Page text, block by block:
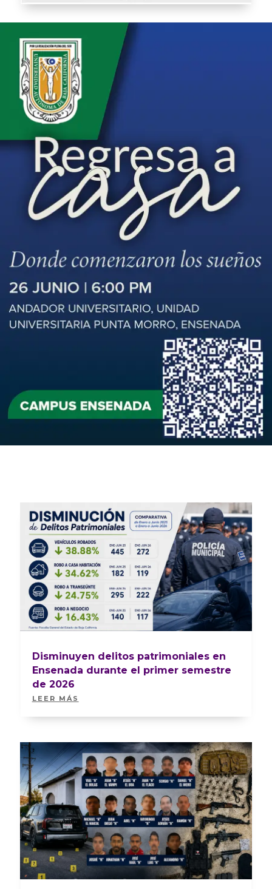
Disminuyen delitos patrimoniales en
Ensenada durante el primer semestre
de 2026
LEER MÁS